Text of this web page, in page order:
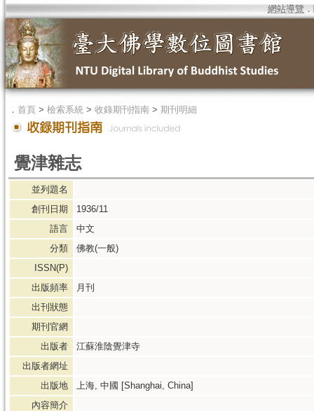
網站導覽 ．
． 首頁 > 檢索系統 > 收錄期刊指南 > 期刊明細
覺津雜志
並列題名
創刊日期
1936/11
語言
中文
分類
佛教(一般)
ISSN(P)
出版頻率
月刊
出刊狀態
期刊官網
出版者
江蘇淮陰覺津寺
出版者網址
出版地
上海, 中國 [Shanghai, China]
內容簡介